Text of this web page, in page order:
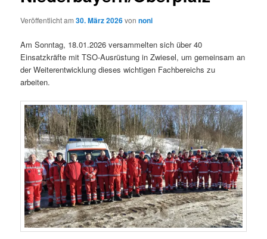
Veröffentlicht am30. März 2026vonnoni
Am Sonntag, 18.01.2026 versammelten sich über 40
Einsatzkräfte mit TSO-Ausrüstung in Zwiesel, um gemeinsam an
der Weiterentwicklung dieses wichtigen Fachbereichs zu
arbeiten.